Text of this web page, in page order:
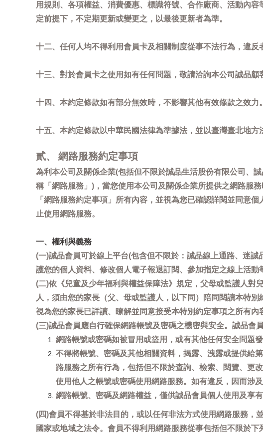
用規則、各項權益、消費優惠、標識符號、合作廠商、活動內
定前提下，不定期更新或變更之，以最後更新者為準。
十二、任何人均不得利用會員卡及相關制度從事不法行為，違反
十三、對於會員卡之使用如有任何問題，敬請洽詢本公司誠品顧
十四、本約定條款如有部分無效時，不影響其他有效條款之效
十五、本約定條款以中華民國法律為準據法，並以臺灣臺北地方
貳、 網路服務約定事項
為利本公司及關係企業(包括但不限於誠品生活股份有限公司、
稱「網路服務」)，當您使用本公司及關係企業所提供之網路服
「網路服務約定事項」所有內容，並視為您已確認詳閱並同意
止使用網路服務。
一、權利與義務
(一)誠品會員可於線上平台(包含但不限於：誠品線上通路、迷
護您的個人資料、修改個人電子報退訂閱、參加指定之線上活動
(二)依《兒童及少年福利與權益保障法》規定，父母或監護人對
人，須由您的家長（父、母或監護人，以下同）陪同閱讀本特
視為您的家長已詳讀、瞭解並同意接受本特別約定事項之所有內
(三)誠品會員應自行確保網路帳號及密碼之機密與安全。誠品會
網路帳號或密碼如被冒用或盜用，或有其他任何安全問題
不得將帳號、密碼及其他相關資料，揭露、洩露或提供給
路服務之所有行為，包括但不限於查詢、檢索、閱覽、更
使用他人之帳號或密碼使用網路服務。如有違反，因而涉
網路帳號、密碼及網路權益，僅供誠品會員個人使用及享
(四)會員不得基於非法目的，或以任何非法方式使用網路服務，
國家或地域之法令。會員不得利用網路服務從事包括但不限於下